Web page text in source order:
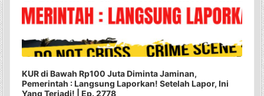
KUR di Bawah Rp100 Juta Diminta Jaminan,
Pemerintah : Langsung Laporkan! Setelah Lapor, Ini
Yang Terjadi! | Ep. 2778